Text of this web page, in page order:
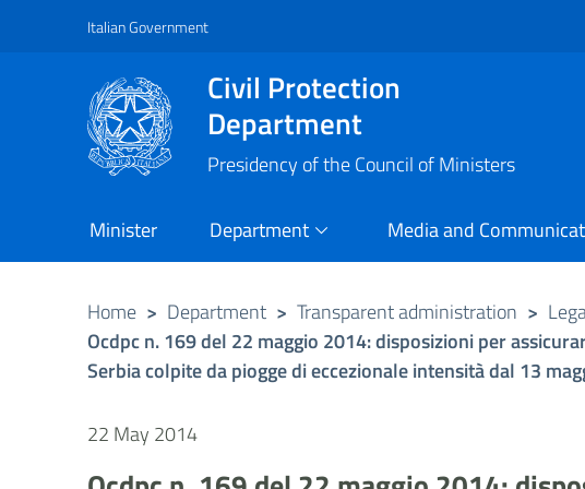
Vai al contenuto principale
Raggiungi il piè di pagina
Italian Government
Civil Protection
Department
Presidency of the Council of Ministers
Minister Department Media and
Home > Department > Transparent administration >
Ocdpc n. 169 del 22 maggio 2014: disposizioni per
Serbia colpite da piogge di eccezionale intensità dal 13
22 May 2014